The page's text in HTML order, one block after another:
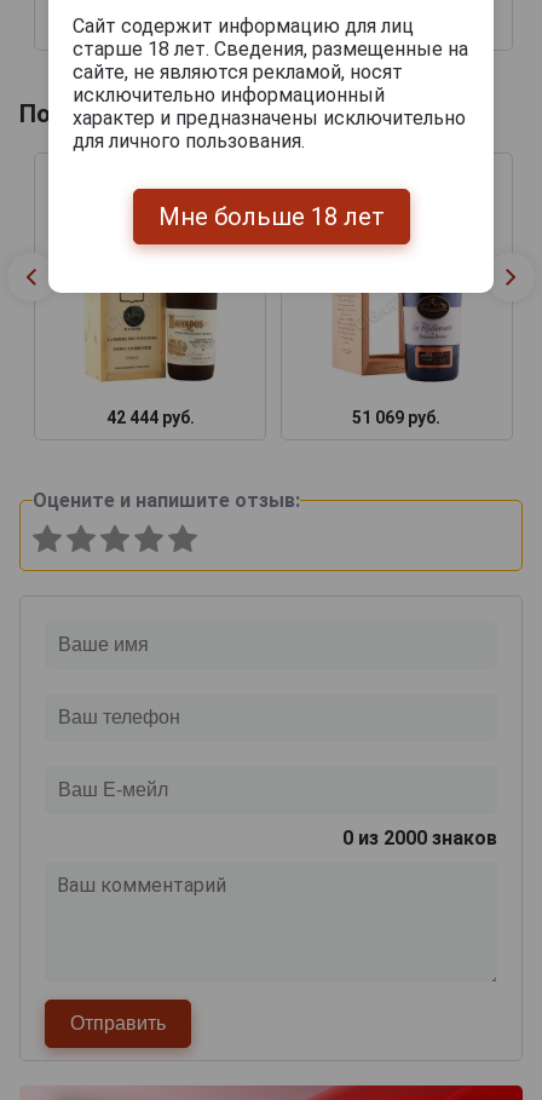
3 516 руб. 4 715 руб.
Похожие товары по году производства
42 444 руб. 51 069 руб.
Оцените и напишите отзыв:
0 из 2000 знаков
Сайт содержит информацию для лиц
старше 18 лет. Сведения, размещенные на
сайте, не являются рекламой, носят
исключительно информационный
характер и предназначены исключительно
для личного пользования.
Мне больше 18 лет